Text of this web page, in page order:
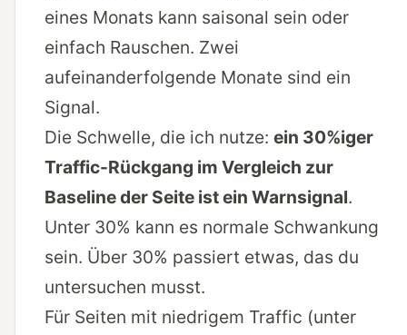
eines Monats kann saisonal sein oder
einfach Rauschen. Zwei
aufeinanderfolgende Monate sind ein
Signal.
Die Schwelle, die ich nutze: ein 30%iger
Traffic-Rückgang im Vergleich zur
Baseline der Seite ist ein Warnsignal.
Unter 30% kann es normale Schwankung
sein. Über 30% passiert etwas, das du
untersuchen musst.
Für Seiten mit niedrigem Traffic (unter